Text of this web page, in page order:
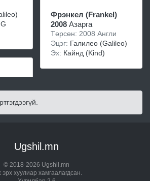
Фрэнкел (Frankel)
2008 Азарга
Төрсөн: 2008 Англи
Эцэг: Галилео (Galileo)
Эх: Кайнд (Kind)
Ugshil.mn
© 2018-2026 Ugshil.mn
эрх хуулиар хамгаалагдсан.